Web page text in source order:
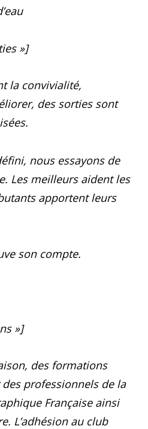
»]
la convivialité,
des sorties sont
nous essayons de
Les meilleurs aident les
apportent leurs
son compte.
»]
des formations
professionnels de la
Française ainsi
L’adhésion au club